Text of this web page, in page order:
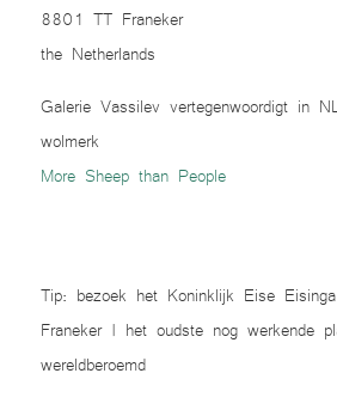
8801 TT Franeker
the Netherlands
Galerie Vassilev vertegenwoordigt in
wolmerk
More Sheep than People
Tip: bezoek het Koninklijk Eise
Franeker | het oudste nog werkende
wereldberoemd